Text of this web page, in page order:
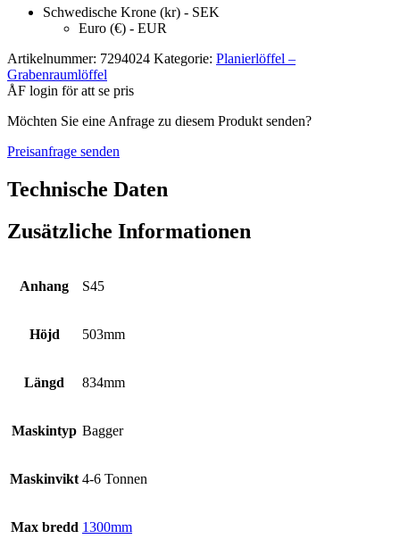
Schwedische Krone (kr) - SEK
Euro (€) - EUR
Artikelnummer: 7294024 Kategorie: Planierlöffel –
Grabenraumlöffel
ÅF login för att se pris
Möchten Sie eine Anfrage zu diesem Produkt senden?
Preisanfrage senden
Technische Daten
Zusätzliche Informationen
Anhang S45
Höjd 503mm
Längd 834mm
Maskintyp Bagger
Maskinvikt 4-6 Tonnen
Max bredd 1300mm